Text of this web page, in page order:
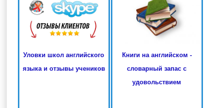
Уловки школ английского
языка и отзывы учеников
Книги на английском -
словарный запас с
удовольствием